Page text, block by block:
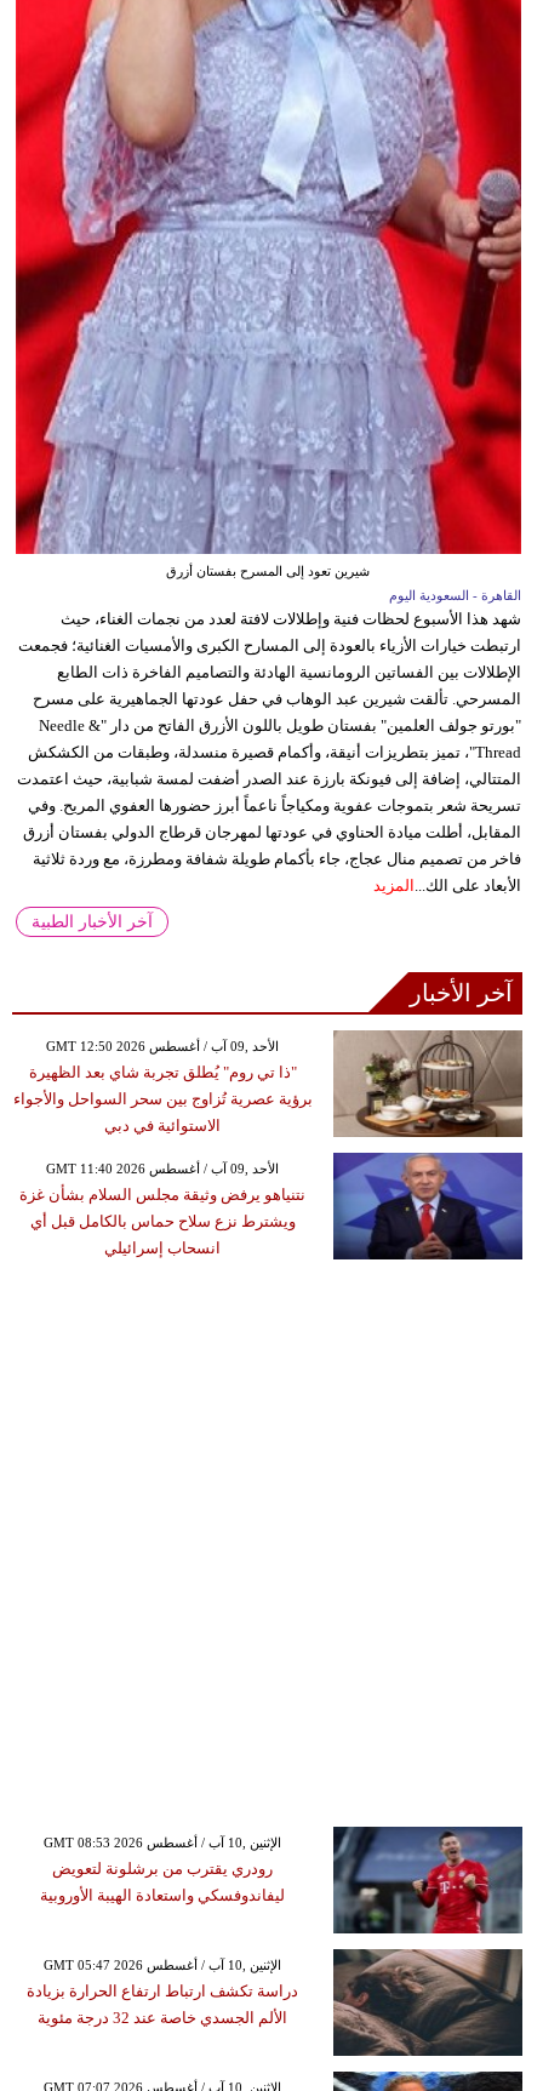
شيرين تعود إلى المسرح بفستان أزرق
القاهرة - السعودية اليوم
شهد هذا الأسبوع لحظات فنية وإطلالات لافتة لعدد من نجمات الغناء، حيث
ارتبطت خيارات الأزياء بالعودة إلى المسارح الكبرى والأمسيات الغنائية؛ فجمعت
الإطلالات بين الفساتين الرومانسية الهادئة والتصاميم الفاخرة ذات الطابع
المسرحي. تألقت شيرين عبد الوهاب في حفل عودتها الجماهيرية على مسرح
"بورتو جولف العلمين" بفستان طويل باللون الأزرق الفاتح من دار "Needle &
Thread"، تميز بتطريزات أنيقة، وأكمام قصيرة منسدلة، وطبقات من الكشكش
المتتالي، إضافة إلى فيونكة بارزة عند الصدر أضفت لمسة شبابية، حيث اعتمدت
تسريحة شعر بتموجات عفوية ومكياجاً ناعماً أبرز حضورها العفوي المريح. وفي
المقابل، أطلت ميادة الحناوي في عودتها لمهرجان قرطاج الدولي بفستان أزرق
فاخر من تصميم منال عجاج، جاء بأكمام طويلة شفافة ومطرزة، مع وردة ثلاثية
الأبعاد على الك...
المزيد
آخر الأخبار الطبية
آخر الأخبار
GMT 12:50 2026 الأحد ,09 آب / أغسطس
"ذا تي روم" يُطلق تجربة شاي بعد الظهيرة
برؤية عصرية تُزاوج بين سحر السواحل والأجواء
الاستوائية في دبي
GMT 11:40 2026 الأحد ,09 آب / أغسطس
نتنياهو يرفض وثيقة مجلس السلام بشأن غزة
ويشترط نزع سلاح حماس بالكامل قبل أي
انسحاب إسرائيلي
GMT 08:53 2026 الإثنين ,10 آب / أغسطس
رودري يقترب من برشلونة لتعويض
ليفاندوفسكي واستعادة الهيبة الأوروبية
GMT 05:47 2026 الإثنين ,10 آب / أغسطس
دراسة تكشف ارتباط ارتفاع الحرارة بزيادة
الألم الجسدي خاصة عند 32 درجة مئوية
GMT 07:07 2026 الإثنين ,10 آب / أغسطس